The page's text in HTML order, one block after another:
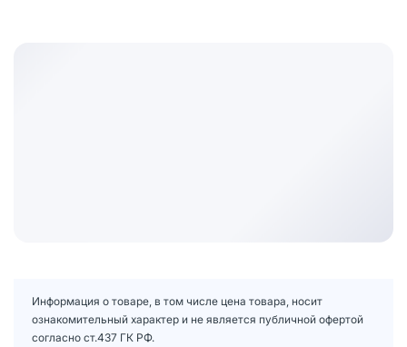
Информация о товаре, в том числе цена товара, носит
ознакомительный характер и не является публичной офертой
согласно ст.437 ГК РФ.